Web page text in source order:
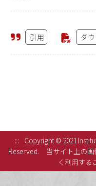
引用 ダ
:::
Copyright © 2021
Reserved.
当サイト上の
く利用する